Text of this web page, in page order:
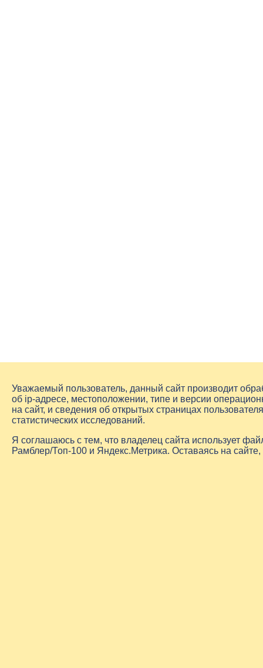
Уважаемый пользователь, данный сайт производит
об ip-адресе, местоположении, типе и версии
на сайт, и сведения об открытых страницах
статистических исследований.
Я соглашаюсь с тем, что владелец сайта использует
Рамблер/Топ-100 и Яндекс.Метрика. Оставаясь на